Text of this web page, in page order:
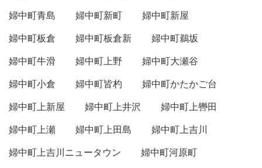
婦中町青島
婦中町新町
婦中町新屋
婦中町板倉
婦中町板倉新
婦中町鵜坂
婦中町牛滑
婦中町上野
婦中町大瀬谷
婦中町小倉
婦中町皆杓
婦中町かたかご台
婦中町上新屋
婦中町上井沢
婦中町上轡田
婦中町上瀬
婦中町上田島
婦中町上吉川
婦中町上吉川ニュータウン
婦中町河原町